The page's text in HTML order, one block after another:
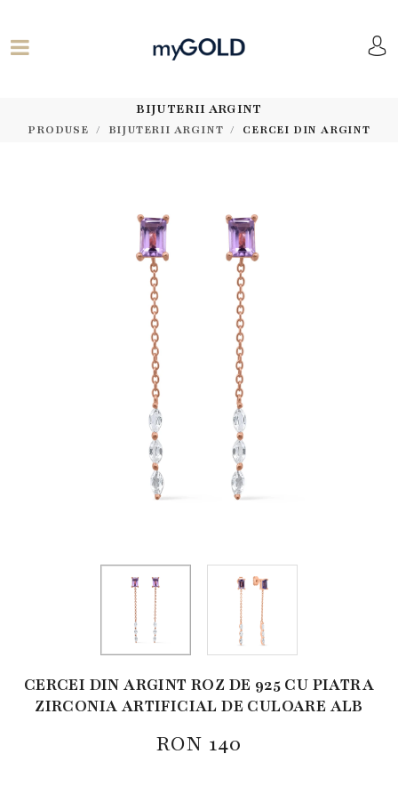
BIJUTERII ARGINT
PRODUSE BIJUTERII ARGINT CERCEI DIN ARGINT
CERCEI DIN ARGINT ROZ DE 925 CU PIATRA
ZIRCONIA ARTIFICIAL DE CULOARE ALB
RON 140